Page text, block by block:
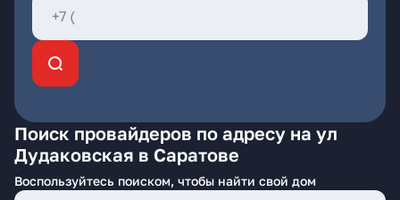
Поиск провайдеров по адресу на ул
Дудаковская в Саратове
Воспользуйтесь поиском, чтобы найти свой дом